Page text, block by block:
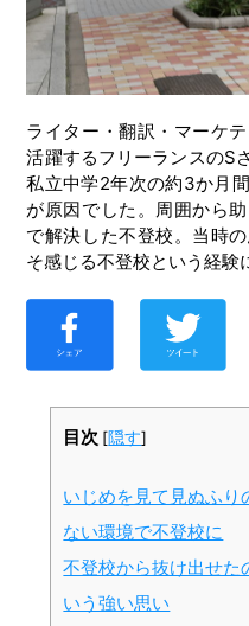
ライター・翻訳・マーケ
活躍するフリーランスのS
私立中学2年次の約3か月
が原因でした。周囲から
で解決した不登校。当時
そ感じる不登校という経験
目次 [隠す]
いじめを見て見ぬふ
ない環境で不登校に
不登校から抜け出せた
いう強い思い